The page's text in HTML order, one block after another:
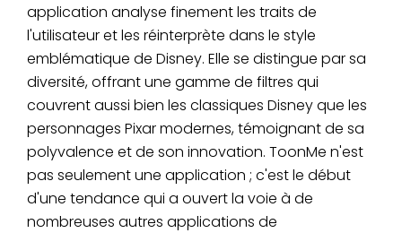
application analyse finement les traits de
l'utilisateur et les réinterprète dans le style
emblématique de Disney. Elle se distingue par sa
diversité, offrant une gamme de filtres qui
couvrent aussi bien les classiques Disney que les
personnages Pixar modernes, témoignant de sa
polyvalence et de son innovation. ToonMe n'est
pas seulement une application ; c'est le début
d'une tendance qui a ouvert la voie à de
nombreuses autres applications de